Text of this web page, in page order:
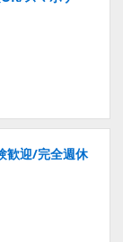
歓迎/完全週休